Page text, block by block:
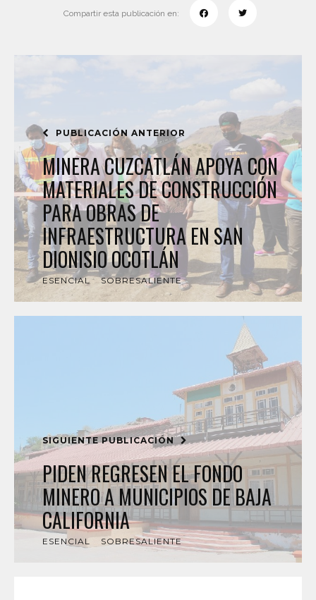
Compartir esta publicación en:
PUBLICACIÓN ANTERIOR
MINERA CUZCATLÁN APOYA CON
MATERIALES DE CONSTRUCCIÓN
PARA OBRAS DE
INFRAESTRUCTURA EN SAN
DIONISIO OCOTLÁN
ESENCIAL SOBRESALIENTE
SIGUIENTE PUBLICACIÓN
PIDEN REGRESEN EL FONDO
MINERO A MUNICIPIOS DE BAJA
CALIFORNIA
ESENCIAL SOBRESALIENTE